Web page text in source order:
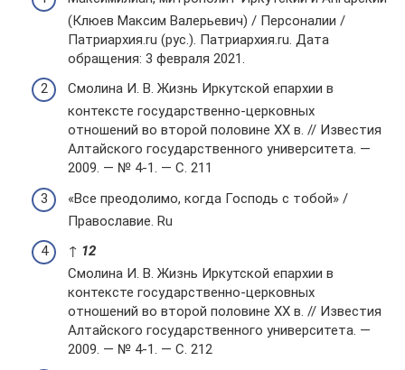
(Клюев Максим Валерьевич) / Персоналии /
Патриархия.ru (рус.). Патриархия.ru. Дата
обращения: 3 февраля 2021.
Смолина И. В. Жизнь Иркутской епархии в
контексте государственно-церковных
отношений во второй половине XX в. // Известия
Алтайского государственного университета. —
2009. — № 4-1. — С. 211
«Все преодолимо, когда Господь с тобой» /
Православие. Ru
↑ 12
Смолина И. В. Жизнь Иркутской епархии в
контексте государственно-церковных
отношений во второй половине XX в. // Известия
Алтайского государственного университета. —
2009. — № 4-1. — С. 212